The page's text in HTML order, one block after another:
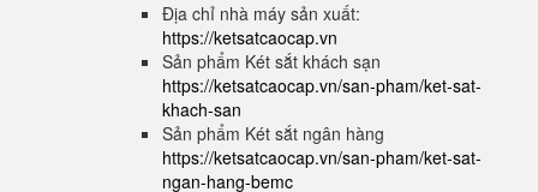
Địa chỉ nhà máy sản xuất:
https://ketsatcaocap.vn
Sản phẩm Két sắt khách sạn
https://ketsatcaocap.vn/san-pham/ket-sat-
khach-san
Sản phẩm Két sắt ngân hàng
https://ketsatcaocap.vn/san-pham/ket-sat-
ngan-hang-bemc